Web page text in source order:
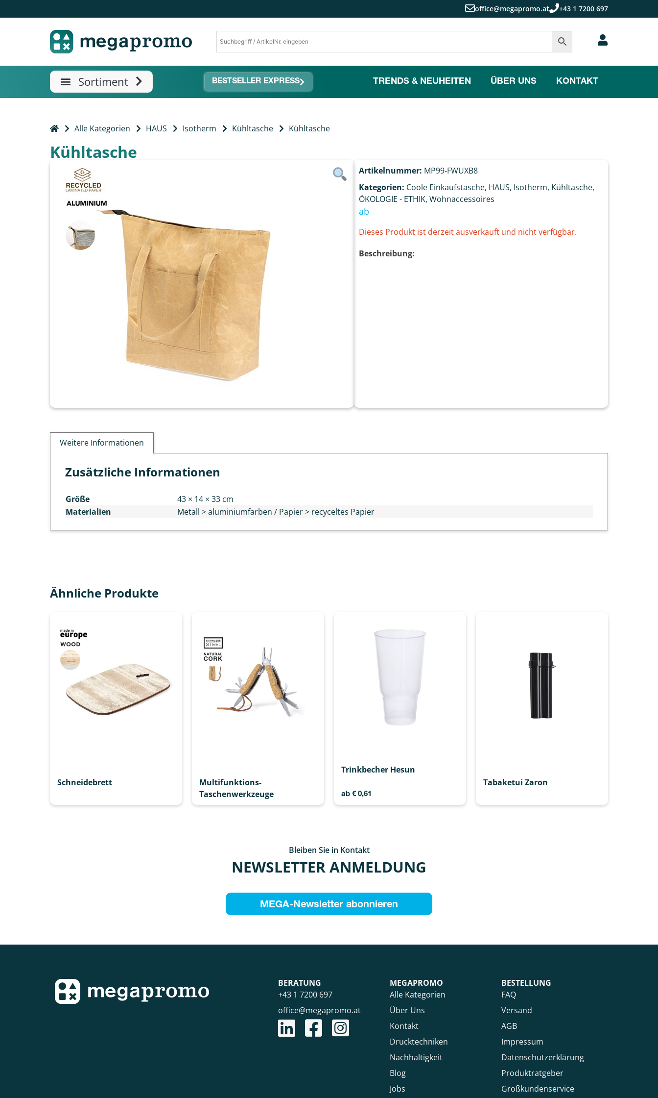
office@megapromo.at +43 1 7200 697
BESTSELLER EXPRESS TRENDS & NEUHEITEN ÜBER UNS KONTAKT
Alle Kategorien HAUS Isotherm Kühltasche Kühltasche
Kühltasche
Artikelnummer: MP99-FWUXB8
Kategorien: Coole Einkaufstasche, HAUS, Isotherm, Kühltasche,
ÖKOLOGIE - ETHIK, Wohnaccessoires
ab
Dieses Produkt ist derzeit ausverkauft und nicht verfügbar.
Beschreibung:
Weitere Informationen
Zusätzliche Informationen
Größe
43 × 14 × 33 cm
Materialien
Metall > aluminiumfarben / Papier > recyceltes Papier
Ähnliche Produkte
Schneidebrett
Multifunktions-
Taschenwerkzeuge
Trinkbecher Hesun
ab €0,61
Tabaketui Zaron
Bleiben Sie in Kontakt
NEWSLETTER ANMELDUNG
MEGA-Newsletter abonnieren
BERATUNG
+43 1 7200 697
office@megapromo.at
MEGAPROMO
Alle Kategorien
Über Uns
Kontakt
Drucktechniken
Nachhaltigkeit
Blog
Jobs
BESTELLUNG
FAQ
Versand
AGB
Impressum
Datenschutzerklärung
Produktratgeber
Großkundenservice